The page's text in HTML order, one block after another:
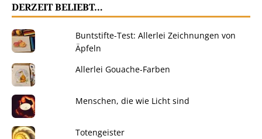
DERZEIT BELIEBT…
Buntstifte-Test: Allerlei Zeichnungen von
Äpfeln
Allerlei Gouache-Farben
Menschen, die wie Licht sind
Totengeister